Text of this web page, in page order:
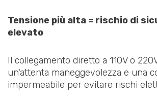
Tensione più alta = rischio di
elevato
Il collegamento diretto a 110V o
un'attenta maneggevolezza e una
impermeabile per evitare rischi